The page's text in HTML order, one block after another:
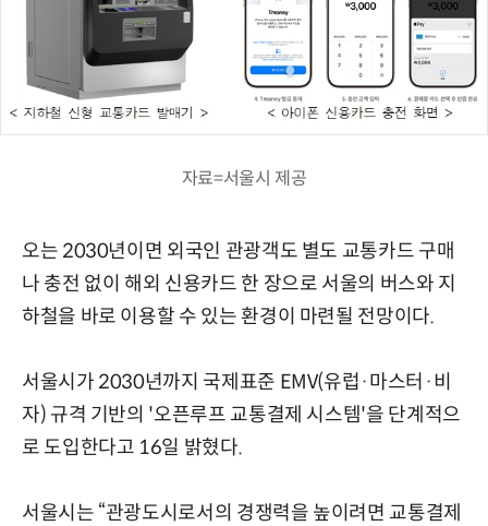
자료=서울시 제공
오는 2030년이면 외국인 관광객도 별도 교통카드 구매
나 충전 없이 해외 신용카드 한 장으로 서울의 버스와 지
하철을 바로 이용할 수 있는 환경이 마련될 전망이다.
서울시가 2030년까지 국제표준 EMV(유럽·마스터·비
자) 규격 기반의 '오픈루프 교통결제 시스템'을 단계적으
로 도입한다고 16일 밝혔다.
서울시는 “관광도시로서의 경쟁력을 높이려면 교통결제